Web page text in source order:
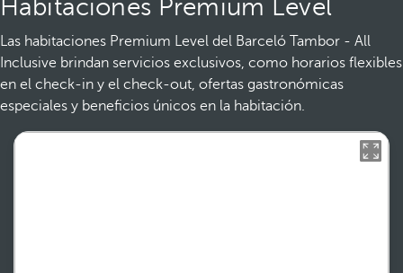
Habitaciones Premium Level
Las habitaciones Premium Level del Barceló Tambor - All
Inclusive brindan servicios exclusivos, como horarios flexibles
en el check-in y el check-out, ofertas gastronómicas
especiales y beneficios únicos en la habitación.